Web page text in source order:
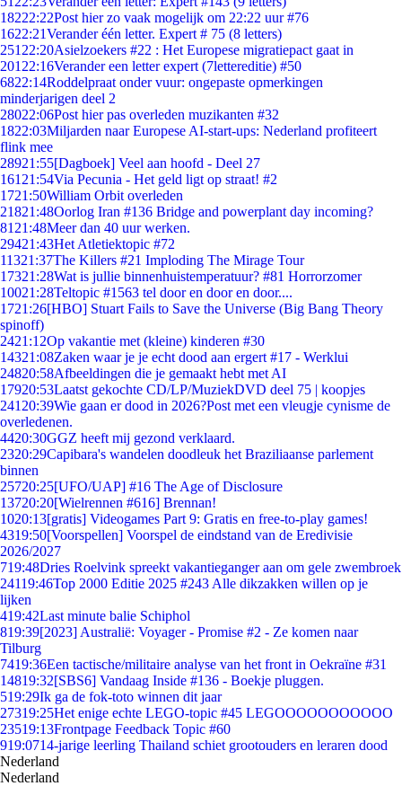
18222:22Post hier zo vaak mogelijk om 22:22 uur #76
1622:21Verander één letter. Expert # 75 (8 letters)
251 22:20Asielzoekers #22 : Het Europese migratiepact gaat in
201 22:16Verander een letter expert (7lettereditie) #50
6822:14Roddelpraat onder vuur: ongepaste opmerkingen
minderjarigen deel 2
28022:06Post hier pas overleden muzikanten #32
1822:03Miljarden naar Europese AI-start-ups: Nederland profiteert
flink mee
28921:55[Dagboek] Veel aan hoofd - Deel 27
161 21:54Via Pecunia - Het geld ligt op straat! #2
1721:50William Orbit overleden
21821:48Oorlog Iran #136 Bridge and powerplant day incoming?
81 21:48Meer dan 40 uur werken.
29421:43Het Atletiektopic #72
11321:37The Killers #21 Imploding The Mirage Tour
17321:28Wat is jullie binnenhuistemperatuur? #81 Horrorzomer
10021:28Teltopic #1563 tel door en door en door....
1721:26[HBO] Stuart Fails to Save the Universe (Big Bang Theory
spinoff)
2421:12Op vakantie met (kleine) kinderen #30
14321:08Zaken waar je je echt dood aan ergert #17 - Werklui
24820:58Afbeeldingen die je gemaakt hebt met AI
17920:53Laatst gekochte CD/LP/MuziekDVD deel 75 | koopjes
241 20:39Wie gaan er dood in 2026?Post met een vleugje cynisme de
overledenen.
4420:30GGZ heeft mij gezond verklaard.
2320:29Capibara's wandelen doodleuk het Braziliaanse parlement
binnen
25720:25[UFO/UAP] #16 The Age of Disclosure
13720:20[Wielrennen #616] Brennan!
1020:13[gratis] Videogames Part 9: Gratis en free-to-play games!
4319:50[Voorspellen] Voorspel de eindstand van de Eredivisie
2026/2027
719:48Dries Roelvink spreekt vakantieganger aan om gele zwembroek
24119:46Top 2000 Editie 2025 #243 Alle dikzakken willen op je
lijken
419:42Last minute balie Schiphol
819:39[2023] Australië: Voyager - Promise #2 - Ze komen naar
Tilburg
7419:36Een tactische/militaire analyse van het front in Oekraïne #31
14819:32[SBS6] Vandaag Inside #136 - Boekje pluggen.
519:29Ik ga de fok-toto winnen dit jaar
27319:25Het enige echte LEGO-topic #45 LEGOOOOOOOOOOO
23519:13Frontpage Feedback Topic #60
919:0714-jarige leerling Thailand schiet grootouders en leraren dood
Nederland
Nederland